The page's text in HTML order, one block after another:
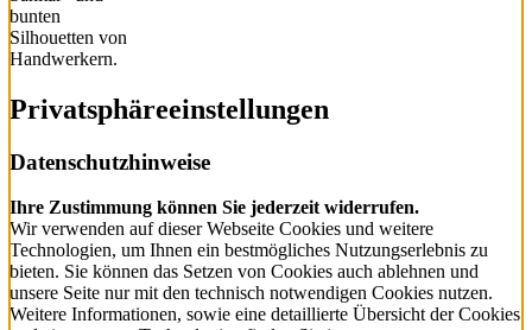
Privatsphäre­einstellungen
Datenschutzhinweise
Ihre Zustimmung können Sie jederzeit widerrufen.
Wir verwenden auf dieser Webseite Cookies und weitere
Technologien, um Ihnen ein bestmögliches Nutzungserlebnis zu
bieten. Sie können das Setzen von Cookies auch ablehnen und
unsere Seite nur mit den technisch notwendigen Cookies nutzen.
Weitere Informationen, sowie eine detaillierte Übersicht der Cookies